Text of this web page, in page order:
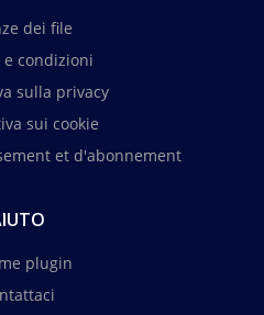
dei file
condizioni
sulla privacy
sui cookie
et d'abonnement
plugin